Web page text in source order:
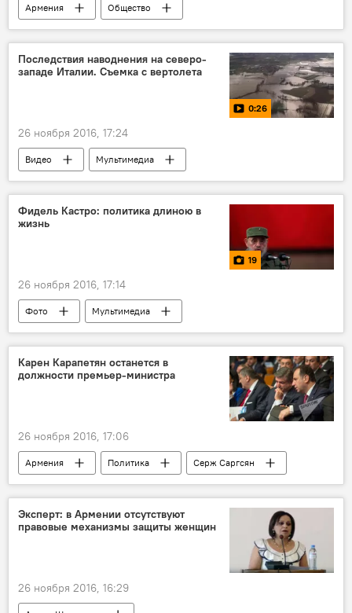
Армения Общество
Последствия наводнения на северо-
западе Италии. Съемка с вертолета
0:26
26 ноября 2016, 17:24
Видео Мультимедиа
Фидель Кастро: политика длиною в
жизнь
19
26 ноября 2016, 17:14
Фото Мультимедиа
Карен Карапетян останется в
должности премьер-министра
26 ноября 2016, 17:06
Армения Политика
Серж Саргсян
Ованнисян Арпине
Карен Карапетян
Эксперт: в Армении отсутствуют
правовые механизмы защиты женщин
26 ноября 2016, 16:29